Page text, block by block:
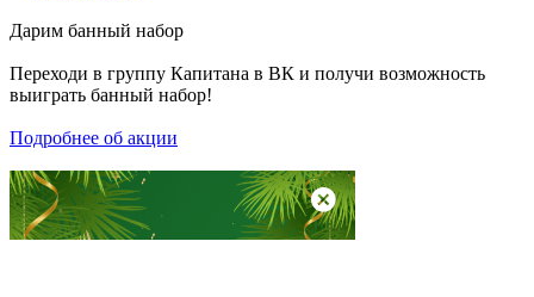
Дарим банный набор
Переходи в группу Капитана в ВК и получи возможность
выиграть банный набор!
Подробнее об акции